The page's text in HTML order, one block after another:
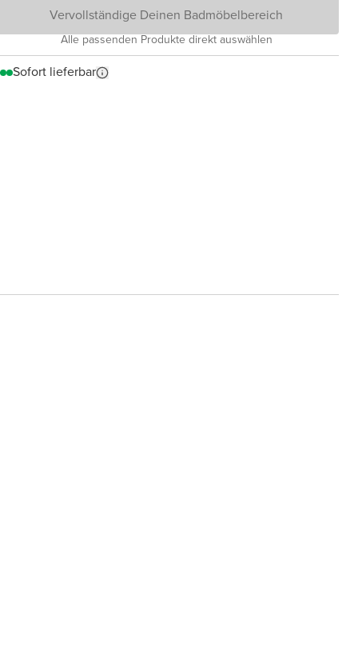
Vervollständige Deinen Badmöbelbereich
Alle passenden Produkte direkt auswählen
Sofort lieferbar